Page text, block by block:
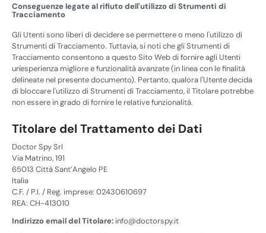
Conseguenze legate al rifiuto dell'utilizzo di Strumenti di
Tracciamento
Gli Utenti sono liberi di decidere se permettere o meno l'utilizzo di
Strumenti di Tracciamento. Tuttavia, si noti che gli Strumenti di
Tracciamento consentono a questo Sito Web di fornire agli Utenti
un'esperienza migliore e funzionalità avanzate (in linea con le finalità
delineate nel presente documento). Pertanto, qualora l'Utente decida
di bloccare l'utilizzo di Strumenti di Tracciamento, il Titolare potrebbe
non essere in grado di fornire le relative funzionalità.
Titolare del Trattamento dei Dati
Doctor Spy Srl
Via Matrino, 191
65013 Città Sant’Angelo PE
Italia
C.F. / P.I. / Reg. imprese: 02430610697
REA: CH-413010
Indirizzo email del Titolare: info@doctorspy.it